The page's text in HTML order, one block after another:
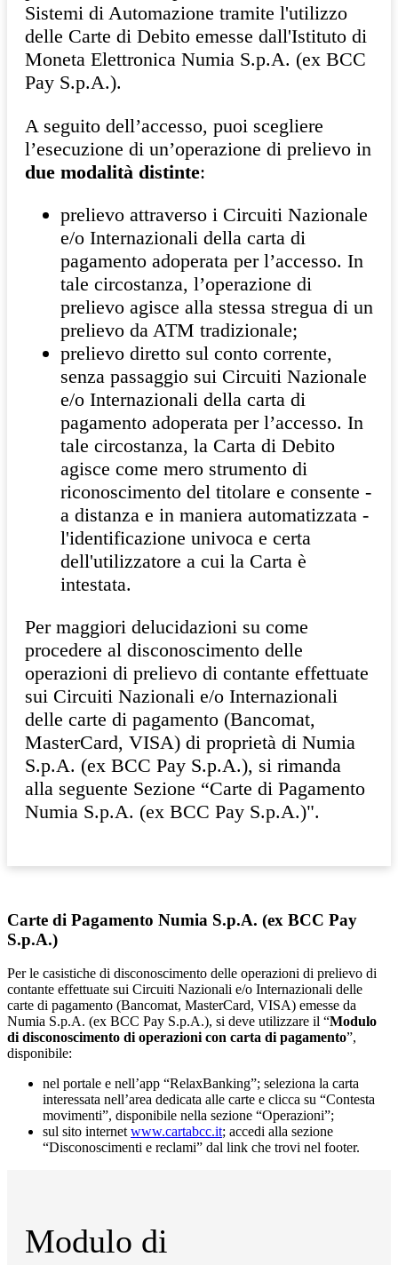
Sistemi di Automazione tramite l'utilizzo
delle Carte di Debito emesse dall'Istituto di
Moneta Elettronica Numia S.p.A. (ex BCC
Pay S.p.A.).
A seguito dell’accesso, puoi scegliere
l’esecuzione di un’operazione di prelievo in
due modalità distinte:
prelievo attraverso i Circuiti Nazionale
e/o Internazionali della carta di
pagamento adoperata per l’accesso. In
tale circostanza, l’operazione di
prelievo agisce alla stessa stregua di un
prelievo da ATM tradizionale;
prelievo diretto sul conto corrente,
senza passaggio sui Circuiti Nazionale
e/o Internazionali della carta di
pagamento adoperata per l’accesso. In
tale circostanza, la Carta di Debito
agisce come mero strumento di
riconoscimento del titolare e consente -
a distanza e in maniera automatizzata -
l'identificazione univoca e certa
dell'utilizzatore a cui la Carta è
intestata.
Per maggiori delucidazioni su come
procedere al disconoscimento delle
operazioni di prelievo di contante effettuate
sui Circuiti Nazionali e/o Internazionali
delle carte di pagamento (Bancomat,
MasterCard, VISA) di proprietà di Numia
S.p.A. (ex BCC Pay S.p.A.), si rimanda
alla seguente Sezione “Carte di Pagamento
Numia S.p.A. (ex BCC Pay S.p.A.)".
Carte di Pagamento Numia S.p.A. (ex BCC Pay
S.p.A.)
Per le casistiche di disconoscimento delle operazioni di prelievo di
contante effettuate sui Circuiti Nazionali e/o Internazionali delle
carte di pagamento (Bancomat, MasterCard, VISA) emesse da
Numia S.p.A. (ex BCC Pay S.p.A.), si deve utilizzare il “Modulo
di disconoscimento di operazioni con carta di pagamento”,
disponibile:
nel portale e nell’app “RelaxBanking”; seleziona la carta
interessata nell’area dedicata alle carte e clicca su “Contesta
movimenti”, disponibile nella sezione “Operazioni”;
sul sito internetwww.cartabcc.it; accedi alla sezione
“Disconoscimenti e reclami” dal link che trovi nel footer.
Modulo di